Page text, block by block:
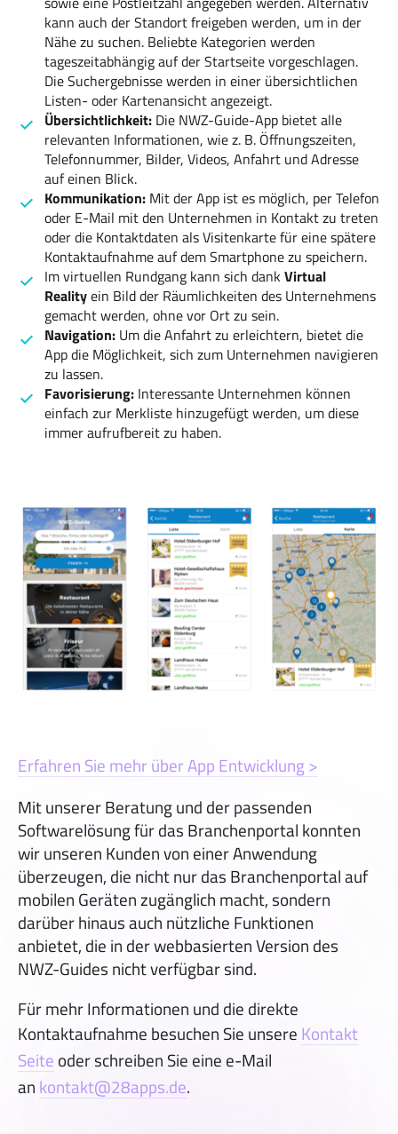
kann auch der Standort freigeben werden, um in der
Nähe zu suchen. Beliebte Kategorien werden
tageszeitabhängig auf der Startseite vorgeschlagen.
Die Suchergebnisse werden in einer übersichtlichen
Listen- oder Kartenansicht angezeigt.
Übersichtlichkeit: Die NWZ-Guide-App bietet alle
relevanten Informationen, wie z. B. Öffnungszeiten,
Telefonnummer, Bilder, Videos, Anfahrt und Adresse
auf einen Blick.
Kommunikation: Mit der App ist es möglich, per Telefon
oder E-Mail mit den Unternehmen in Kontakt zu treten
oder die Kontaktdaten als Visitenkarte für eine spätere
Kontaktaufnahme auf dem Smartphone zu speichern.
Im virtuellen Rundgang kann sich dank Virtual
Realityein Bild der Räumlichkeiten des Unternehmens
gemacht werden, ohne vor Ort zu sein.
Navigation: Um die Anfahrt zu erleichtern, bietet die
App die Möglichkeit, sich zum Unternehmen navigieren
zu lassen.
Favorisierung: Interessante Unternehmen können
einfach zur Merkliste hinzugefügt werden, um diese
immer aufrufbereit zu haben.
Erfahren Sie mehr über App Entwicklung>
Mit unserer Beratung und der passenden
Softwarelösung für das Branchenportal konnten
wir unseren Kunden von einer Anwendung
überzeugen, die nicht nur das Branchenportal auf
mobilen Geräten zugänglich macht, sondern
darüber hinaus auch nützliche Funktionen
anbietet, die in der webbasierten Version des
NWZ-Guides nicht verfügbar sind.
Für mehr Informationen und die direkte
Kontaktaufnahme besuchen Sie unsere Kontakt
Seite oder schreiben Sie eine e-Mail
an kontakt@28apps.de.